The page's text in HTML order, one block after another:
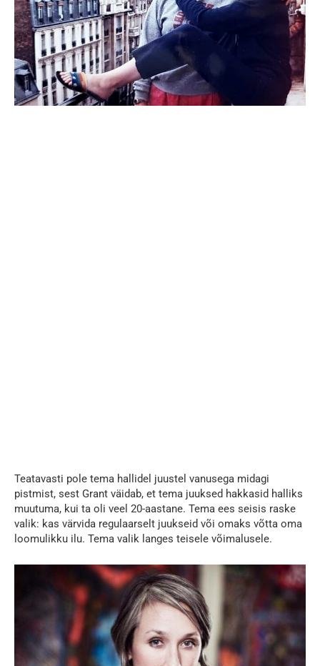
Teatavasti pole tema hallidel juustel vanusega midagi
pistmist, sest Grant väidab, et tema juuksed hakkasid halliks
muutuma, kui ta oli veel 20-aastane. Tema ees seisis raske
valik: kas värvida regulaarselt juukseid või omaks võtta oma
loomulikku ilu. Tema valik langes teisele võimalusele.